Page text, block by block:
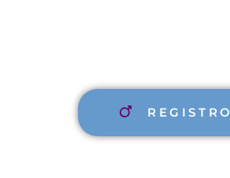
REGISTRO